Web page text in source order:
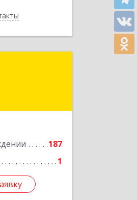
187
1
Подробнее